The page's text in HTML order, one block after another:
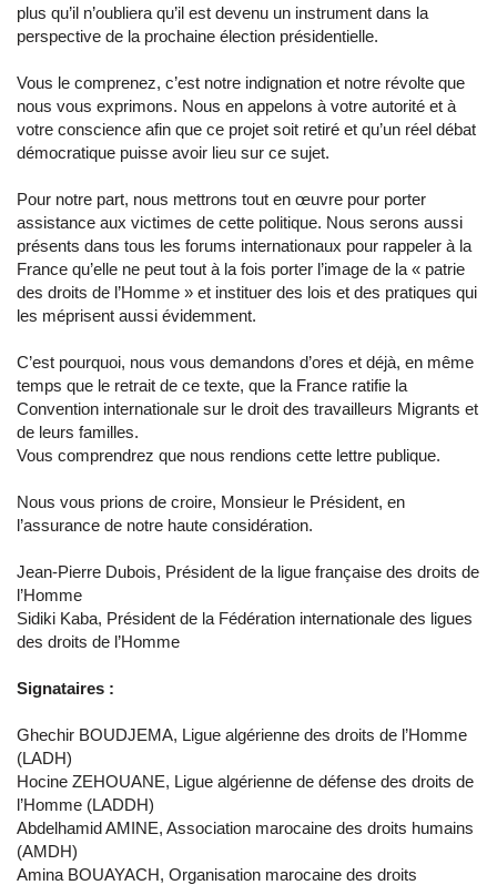
plus qu’il n’oubliera qu’il est devenu un instrument dans la
perspective de la prochaine élection présidentielle.
Vous le comprenez, c’est notre indignation et notre révolte que
nous vous exprimons. Nous en appelons à votre autorité et à
votre conscience afin que ce projet soit retiré et qu’un réel débat
démocratique puisse avoir lieu sur ce sujet.
Pour notre part, nous mettrons tout en œuvre pour porter
assistance aux victimes de cette politique. Nous serons aussi
présents dans tous les forums internationaux pour rappeler à la
France qu’elle ne peut tout à la fois porter l’image de la « patrie
des droits de l’Homme » et instituer des lois et des pratiques qui
les méprisent aussi évidemment.
C’est pourquoi, nous vous demandons d’ores et déjà, en même
temps que le retrait de ce texte, que la France ratifie la
Convention internationale sur le droit des travailleurs Migrants et
de leurs familles.
Vous comprendrez que nous rendions cette lettre publique.
Nous vous prions de croire, Monsieur le Président, en
l’assurance de notre haute considération.
Jean-Pierre Dubois, Président de la ligue française des droits de
l’Homme
Sidiki Kaba, Président de la Fédération internationale des ligues
des droits de l’Homme
Signataires :
Ghechir BOUDJEMA, Ligue algérienne des droits de l’Homme
(LADH)
Hocine ZEHOUANE, Ligue algérienne de défense des droits de
l’Homme (LADDH)
Abdelhamid AMINE, Association marocaine des droits humains
(AMDH)
Amina BOUAYACH, Organisation marocaine des droits